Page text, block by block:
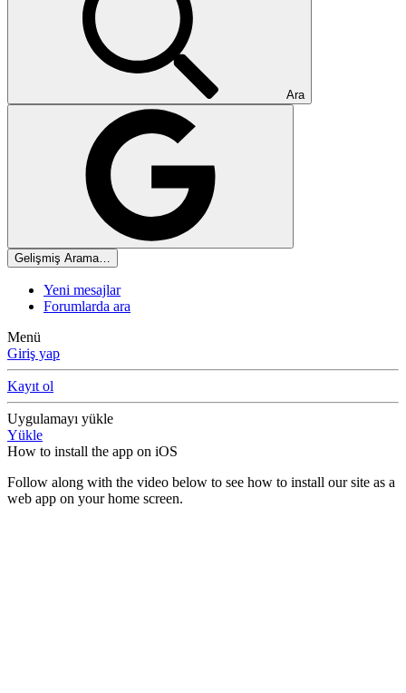
Ara
Gelişmiş Arama…
Yeni mesajlar
Forumlarda ara
Menü
Giriş yap
Kayıt ol
Uygulamayı yükle
Yükle
How to install the app on iOS
Follow along with the video below to see how to install our site as a
web app on your home screen.